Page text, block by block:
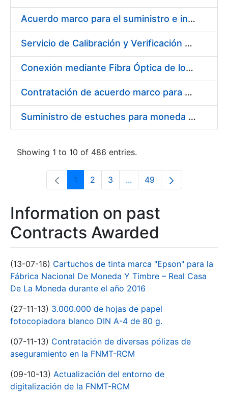
Acuerdo marco para el suministro e instalación de persianas, estores y otros complementos
Servicio de Calibración y Verificación Externa de los Equipos de Medición del Servicio de Prevención de la FNMT-RCM
Conexión mediante Fibra Óptica de los Centros de Proceso de Datos (CPDs) de las sedes de la FNMT-RCM de Burgos y Madrid
Contratación de acuerdo marco para el Suministro de Material de Electricidad para la Fábrica Nacional de Moneda y Timbre-Real Casa de la Moneda en su centro de trabajo de Burgos
Suministro de estuches para moneda de 30 €
Showing 1 to 10 of 486 entries.
Page
1 Page
2 Page
3 ...Intermediate Pages Use
Page
49
Information on past
Contracts Awarded
(13-07-16) Cartuchos de tinta marca "Epson" para la
Fábrica Nacional De Moneda Y Timbre – Real Casa
De La Moneda durante el año 2016
(27-11-13) 3.000.000 de hojas de papel
fotocopiadora blanco DIN A-4 de 80 g.
(07-11-13) Contratación de diversas pólizas de
aseguramiento en la FNMT-RCM
(09-10-13) Actualización del entorno de
digitalización de la FNMT-RCM